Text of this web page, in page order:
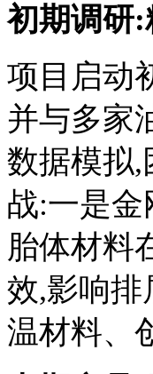
初期调研
项目启动
并与多家
数据模拟,
战:一是
胎体材料
效,影响排
温材料、